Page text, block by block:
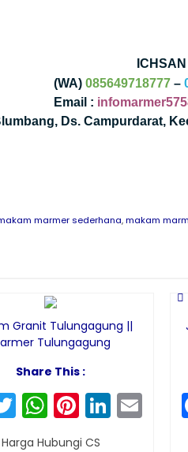
ICHSAN
(WA) 085649718777–
Email :
Ds. Campurdarat,
marmer sederhana,makam
Granit Tulungagung ||
Tulungagung
Share This :
Twitter
WhatsApp
Pinterest
Harga Hubungi CS